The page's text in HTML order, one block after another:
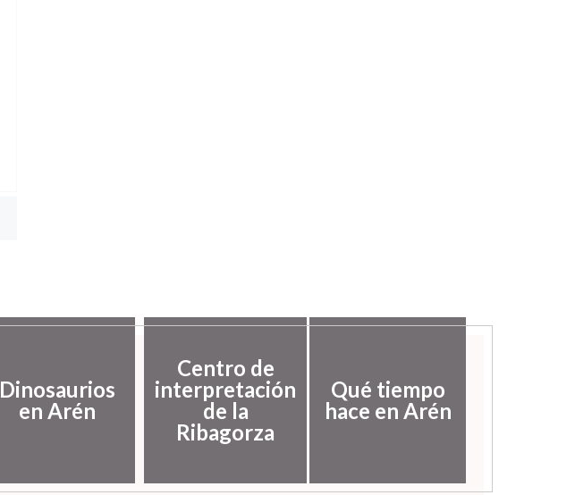
Dinosaurios
en Arén
Centro de
interpretación
de la
Ribagorza
Qué tiempo
hace en Arén